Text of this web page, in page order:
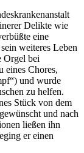
Delikte wie
eine
weiteres Leben
Orgel bei
eines Chores,
und wurde
zu helfen.
Stück von dem
und nach
ließen ihn
er einen